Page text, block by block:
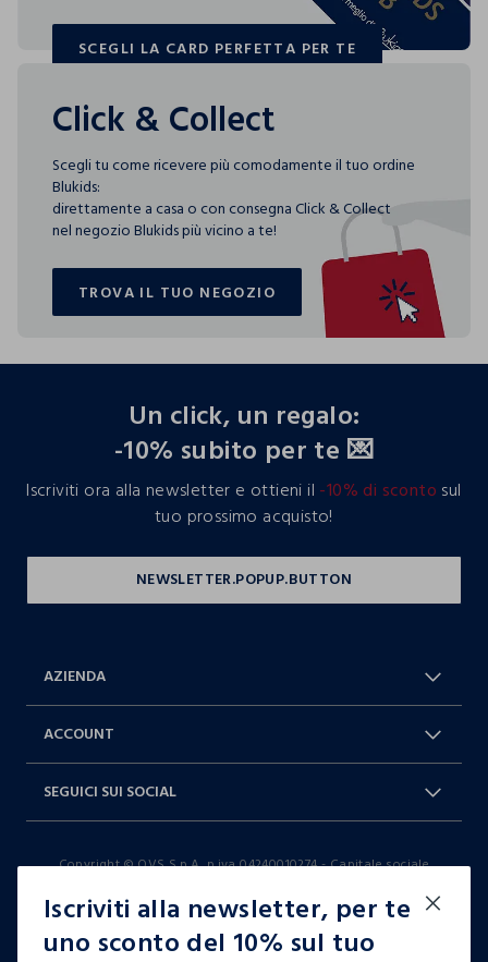
SCEGLI LA CARD PERFETTA PER TE
SCEGLI LA CARD PERFETTA PER TE
Click & Collect
Scegli tu come ricevere più comodamente il tuo ordine
Blukids:
direttamente a casa o con consegna Click & Collect
nel negozio Blukids più vicino a te!
TROVA IL TUO NEGOZIO
TROVA IL TUO NEGOZIO
Iscriviti alla newsletter, per te
uno sconto del 10% sul tuo
Un click, un regalo:
-10% subito per te 💌
Iscriviti ora alla newsletter e ottieni il -10% di sconto sul
tuo prossimo acquisto!
AZIENDA
Dichiarazione accessibilità
ACCOUNT
9-17)
SEGUICI SUI SOCIAL
TikTok
Copyright © OVS S.p.A, p.iva 04240010274 - Capitale sociale
it |italiano